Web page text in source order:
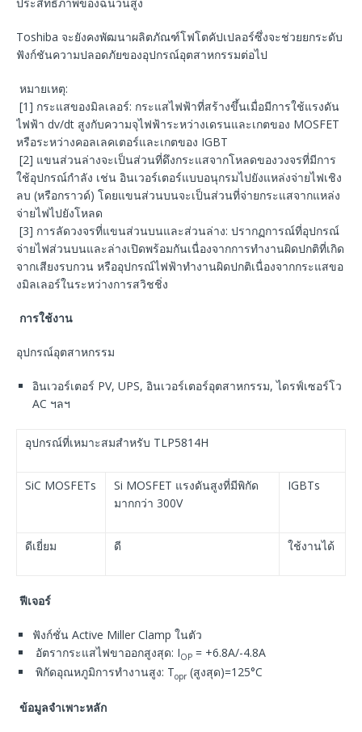
ประสิทธิภาพของฉนวนสูง
Toshiba จะยังคงพัฒนาผลิตภัณฑ์โฟโตคัปเปลอร์ซึ่งจะช่วยยกระดับ
ฟังก์ชันความปลอดภัยของอุปกรณ์อุตสาหกรรมต่อไป
หมายเหตุ:
[1] กระแสของมิลเลอร์: กระแสไฟฟ้าที่สร้างขึ้นเมื่อมีการใช้แรงดัน
ไฟฟ้า dv/dt สูงกับความจุไฟฟ้าระหว่างเดรนและเกตของ MOSFET
หรือระหว่างคอลเลคเตอร์และเกตของ IGBT
[2] แขนส่วนล่างจะเป็นส่วนที่ดึงกระแสจากโหลดของวงจรที่มีการ
ใช้อุปกรณ์กำลัง เช่น อินเวอร์เตอร์แบบอนุกรมไปยังแหล่งจ่ายไฟเชิง
ลบ (หรือกราวด์) โดยแขนส่วนบนจะเป็นส่วนที่จ่ายกระแสจากแหล่ง
จ่ายไฟไปยังโหลด
[3] การลัดวงจรที่แขนส่วนบนและส่วนล่าง: ปรากฏการณ์ที่อุปกรณ์
จ่ายไฟส่วนบนและล่างเปิดพร้อมกันเนื่องจากการทำงานผิดปกติที่เกิด
จากเสียงรบกวน หรืออุปกรณ์ไฟฟ้าทำงานผิดปกติเนื่องจากกระแสขอ
งมิลเลอร์ในระหว่างการสวิชชิ่ง
การใช้งาน
อุปกรณ์อุตสาหกรรม
อินเวอร์เตอร์ PV, UPS, อินเวอร์เตอร์อุตสาหกรรม, ไดรฟ์เซอร์โว
AC ฯลฯ
อุปกรณ์ที่เหมาะสมสำหรับ TLP5814H
SiC MOSFETs
Si MOSFET แรงดันสูงที่มีพิกัด
มากกว่า 300V
IGBTs
ดีเยี่ยม ดี ใช้งานได้
ฟีเจอร์
ฟังก์ชั่น Active Miller Clamp ในตัว
อัตรากระแสไฟขาออกสูงสุด: IOP = +6.8A/-4.8A
พิกัดอุณหภูมิการทำงานสูง: Topr (สูงสุด)=125°C
ข้อมูลจำเพาะหลัก